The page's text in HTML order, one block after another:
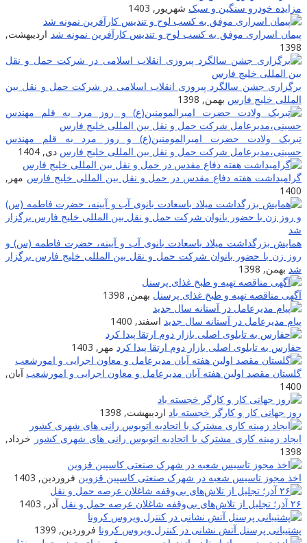
مزایده خودرو سنگین و سبک شهریور, 1403
پیمان اسراری موفق به کسب لوح و تندیس کارآفرین نمونه شد اردیبهشت,
1398
برگزاری جشن سالگرد پیروزی انقلاب اسلامی در شرکت حمل و نقل بین
المللی خلیج فارس بهمن, 1398
تبریک ولادت حضرت امیرالمومنین(ع) و روز مرد به قلم مهندس
حسینی،مدیرعامل شرکت حمل و نقل بین المللی خلیج فارس دی, 1404
گرامیداشت هفته دفاع مقدس در حمل و نقل بین المللی خلیج فارس مهر,
1400
همایش بزرگداشت میلاد باسعادت بانوی آب و آیینه، حضرت فاطمه (س) و
روز زن با حضور بانوان شرکت حمل و نقل بین المللی خلیج فارس برگزار
شد بهمن, 1398
آگهی مناقصه تهیه و طبخ غذای پرسنل بهمن, 1398
پیام مدیرعامل در آستانه سال جدید اسفند, 1400
حفارس به تابلوی اصلی بازار دوم ارتقا پیدا کرد مهر, 1403
گلستان مقصد اولین هفته آبان مدیرعامل و معاون اجرایی و امورشعب آبان,
1400
روز جهانی کار و کارگر خجسته باد اردیبهشت, 1398
ایجاد زمینه کارى مشترک با اتحادیه اتوبوس رانى هاى شهرى کشور خرداد,
1398
اخذ مجوز تاسیس شعبه در شهرک صنعتی کاسپین قزوین فروردین, 1403
۲۶ آذر؛ تجلیل از تلاش‌های بی‌وقفه شاغلان عرصه حمل و نقل
آذر, 1403
پشتیبانی پرسنل آتش نشانی در کنترل ویروس کرونا فروردین, 1399